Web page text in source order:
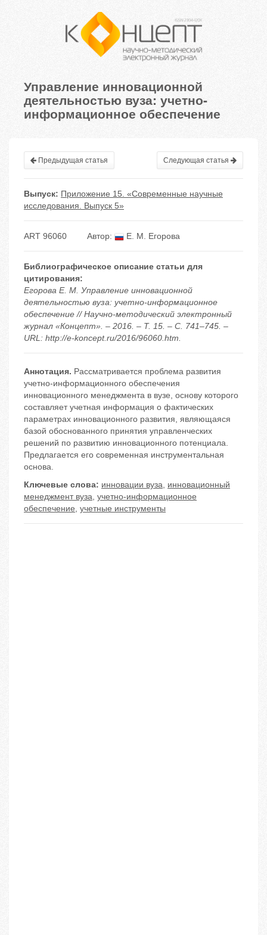
Управление инновационной
деятельностью вуза: учетно-
информационное обеспечение
Предыдущая статья Следующая статья
Выпуск: Приложение 15. «Современные научные
исследования. Выпуск 5»
ART 96060 Автор: Е. М. Егорова
Библиографическое описание статьи для
цитирования:
Егорова Е. М. Управление инновационной
деятельностью вуза: учетно-информационное
обеспечение // Научно-методический электронный
журнал «Концепт». – 2016. – Т. 15. – С. 741–745. –
URL: http://e-koncept.ru/2016/96060.htm.
Аннотация. Рассматривается проблема развития
учетно-информационного обеспечения
инновационного менеджмента в вузе, основу которого
составляет учетная информация о фактических
параметрах инновационного развития, являющаяся
базой обоснованного принятия управленческих
решений по развитию инновационного потенциала.
Предлагается его современная инструментальная
основа.
Ключевые слова: инновации вуза, инновационный
менеджмент вуза, учетно-информационное
обеспечение, учетные инструменты